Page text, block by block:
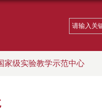
家级实验教学示范中心